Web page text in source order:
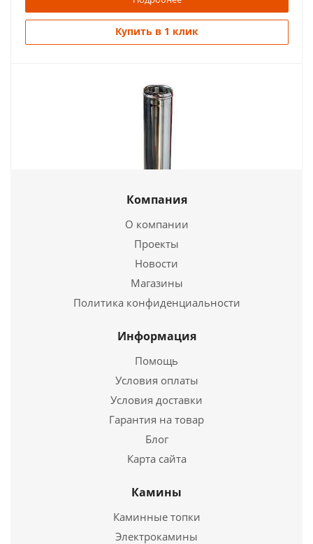
Купить в 1 клик
Труба Термо ТТ-Р L 1000 430. 0.5/Оц, 0,55 d 100/160
1 787
Подробнее
Купить в 1 клик
Зонт-Конус Термо (430-0,5/430) 120/200 ФМ
1 129руб.
Компания
О компании
Проекты
Новости
Магазины
Политика конфиденциальности
Информация
Помощь
Условия оплаты
Условия доставки
Гарантия на товар
Блог
Карта сайта
Камины
Каминные топки
Электрокамины